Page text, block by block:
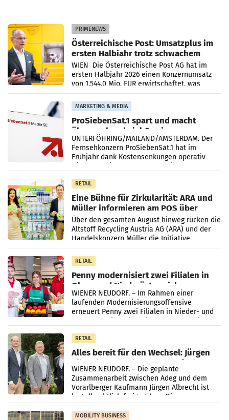
PRIMENEWS
Österreichische Post: Umsatzplus im
ersten Halbjahr trotz schwachem
Briefgeschäft
WIEN Die Österreichische Post AG hat im
ersten Halbjahr 2026 einen Konzernumsatz
von 1.544,0 Mio. EUR erwirtschaftet, was
einem Plus von 3,8 Prozent gegenüber dem
Vergleichszeitraum
MARKETING & MEDIA
ProSiebenSat.1 spart und macht
überraschend viel Gewinn
UNTERFÖHRING/MAILAND/AMSTERDAM. Der
Fernsehkonzern ProSiebenSat.1 hat im
Frühjahr dank Kostensenkungen operativ
RETAIL
Eine Bühne für Zirkularität: ARA und
Müller informieren am POS über
Kreislauffähigkeit
Über den gesamten August hinweg rücken die
Altstoff Recycling Austria AG (ARA) und der
Handelskonzern Müller die Initiative
„Kreislauf-Helden“ in allen österreichischen
Müller-Filialen
RETAIL
Penny modernisiert zwei Filialen in
Ober- und Niederösterreich
WIENER NEUDORF. – Im Rahmen einer
laufenden Modernisierungsoffensive
erneuert Penny zwei Filialen in Nieder- und
RETAIL
Alles bereit für den Wechsel: Jürgen
Albrecht setzt ab 1.1.2027 auf Adeg
WIENER NEUDORF. – Die geplante
Zusammenarbeit zwischen Adeg und dem
Vorarlberger Kaufmann Jürgen Albrecht ist
kartellrechtlich freigegeben: Die
Bundeswettbewerbsbehörde und der
Bundeskartellanwalt
MOBILITY BUSINESS